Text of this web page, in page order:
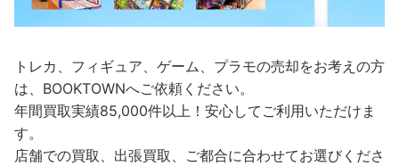
トレカ、フィギュア、ゲーム、プラモの売却をお考えの方
は、BOOKTOWNへご依頼ください。
年間買取実績85,000件以上！安心してご利用いただけま
す。
店舗での買取、出張買取、ご都合に合わせてお選びくださ